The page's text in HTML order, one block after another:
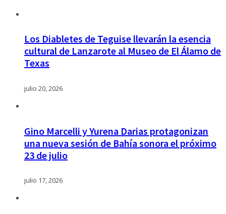
Los Diabletes de Teguise llevarán la esencia
cultural de Lanzarote al Museo de El Álamo de
Texas
julio 20, 2026
Gino Marcelli y Yurena Darias protagonizan
una nueva sesión de Bahía sonora el próximo
23 de julio
julio 17, 2026